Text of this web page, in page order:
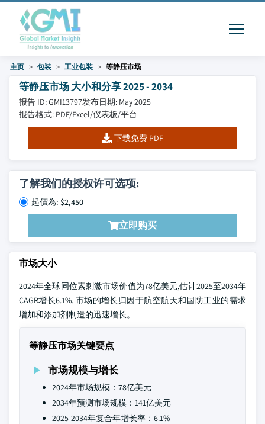
主页 包装 工业包装 等静压市场
等静压市场 大小和分享 2025 - 2034
报告 ID: GMI13797发布日期: May 2025
报告格式: PDF/Excel/仪表板/平台
下载免费 PDF
了解我们的授权许可选项:
起價為: $2,450
立即购买
市场大小
2024年全球同位素刺激市场价值为78亿美元,估计2025至2034年
CAGR增长6.1%. 市场的增长归因于航空航天和国防工业的需求
增加和添加剂制造的迅速增长。
等静压市场关键要点
市场规模与增长
2024年市场规模：78亿美元
2034年预测市场规模：141亿美元
2025-2034年复合年增长率：6.1%